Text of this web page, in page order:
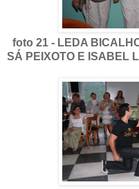
foto 21 - LEDA
SÁ PEIXOTO E ISABEL